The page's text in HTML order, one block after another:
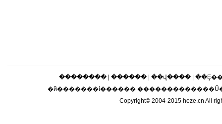
�������� ������ ��վ����
�й�������ί������
Copyright© 2004-2015 heze.cn